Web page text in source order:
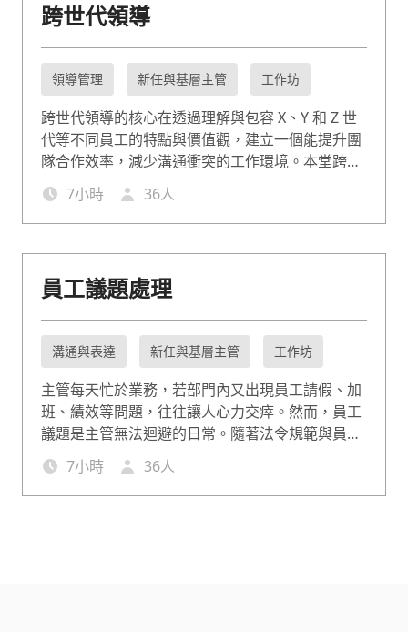
跨世代領導
領導管理 新任與基層主管 工作坊
跨世代領導的核心在透過理解與包容 X、Y 和 Z 世
代等不同員工的特點與價值觀，建立一個能提升團
隊合作效率，減少溝通衝突的工作環境。本堂跨世
代領導課程聚焦在「理解與尊重」、「溝通與合
作」及「激勵與管理」。讓管理者運用教練式領
導，引領 Z 世代與資深員工攜手共創更高的團隊績
效。
7小時 36人
員工議題處理
溝通與表達 新任與基層主管 工作坊
主管每天忙於業務，若部門內又出現員工請假、加
班、績效等問題，往往讓人心力交瘁。然而，員工
議題是主管無法迴避的日常。隨著法令規範與員工
權益意識提升，世代對工作的態度與期待也大不相
同。面對這些人事挑戰，主管需要的不只是經驗，
更是能即時應對的管理工具與溝通技巧。本課程精
7小時 36人